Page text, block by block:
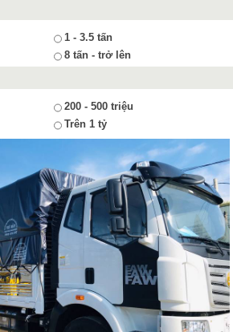
1 - 3.5 tấn
8 tấn - trở lên
200 - 500 triệu
Trên 1 tỷ